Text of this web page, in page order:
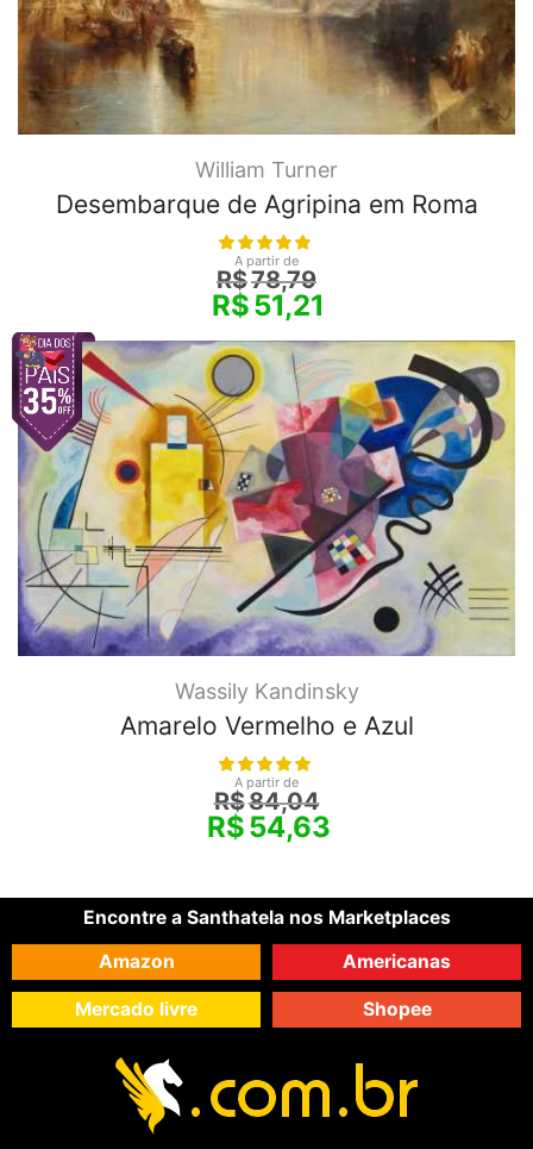
William Turner
Desembarque de Agripina em Roma
A partir de
R$78,79
R$51,21
Wassily Kandinsky
Amarelo Vermelho e Azul
A partir de
R$84,04
R$54,63
Encontre a Santhatela nos Marketplaces
Amazon
Americanas
Mercado livre Shopee